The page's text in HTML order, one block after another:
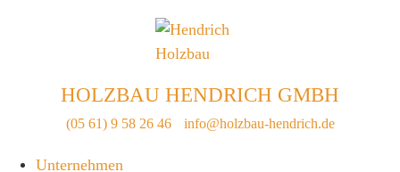
HOLZBAU HENDRICH GMBH
(05 61) 9 58 26 46 info@holzbau-hendrich.de
Unternehmen